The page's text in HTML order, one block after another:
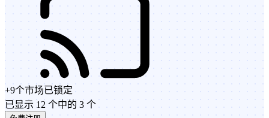
+9个市场已锁定
已显示 12 个中的 3 个